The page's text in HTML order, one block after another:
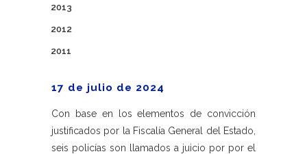
2013
2012
2011
17 de julio de 2024
Con base en los elementos de convicción
justificados por la Fiscalía General del Estado,
seis policías son llamados a juicio por por el